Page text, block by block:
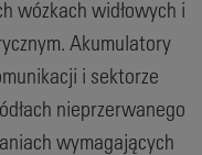
wózkach widłowych i
Akumulatory
i sektorze
nieprzerwanego
wymagających